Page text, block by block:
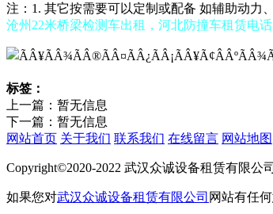
注：1. 其它按需要可以定制或配备 如辅助动力
沧州22米桥梁检测车出租，河北防撞车租赁电话
标签：
上一篇：暂无信息
下一篇：暂无信息
网站首页 关于我们 联系我们 在线留言 网站地图
Copyright©2020-2022 武汉众诚设备租赁有限公
如果您对武汉众诚设备租赁有限公司 网站有任